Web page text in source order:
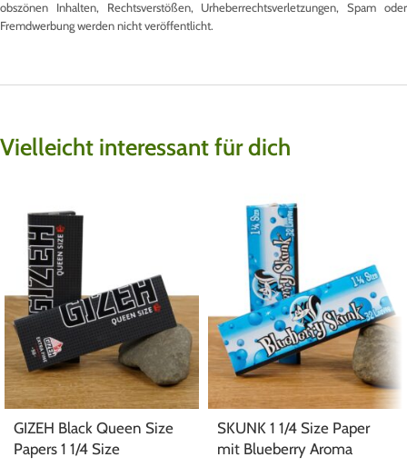
obszönen Inhalten, Rechtsverstößen, Urheberrechtsverletzungen, Spam oder
Fremdwerbung werden nicht veröffentlicht.
Vielleicht interessant für dich
GIZEH Black Queen Size
Papers 1 1/4 Size
SKUNK 1 1/4 Size Paper
mit Blueberry Aroma